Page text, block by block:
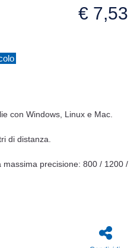
€ 7,53
con Windows, Linux e Mac.
di distanza.
precisione: 800 / 1200 /